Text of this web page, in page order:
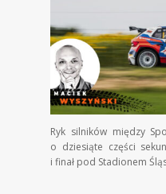
Ryk silników między
o dziesiąte części
i finał pod Stadionem